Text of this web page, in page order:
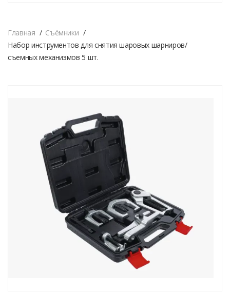
Главная
Cъёмники
Набор инструментов для снятия шаровых шарниров/
съемных механизмов 5 шт.